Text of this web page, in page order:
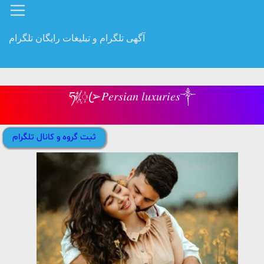
آگهی تلگرام و تبلیغات رایگان تلگرام
ཧᜰ꙰ꦿ➢𝑃𝑒𝑟𝑠𝑖𝑎𝑛 𝑙𝑢𝑥𝑢𝑟𝑖𝑒𝑠༒
ثبت گروه و کانال تلگرام